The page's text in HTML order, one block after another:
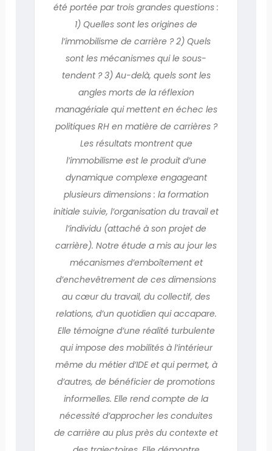
été portée par trois grandes questions :
1) Quelles sont les origines de
l’immobilisme de carrière ? 2) Quels
sont les mécanismes qui le sous-
tendent ? 3) Au-delà, quels sont les
angles morts de la réflexion
managériale qui mettent en échec les
politiques RH en matière de carrières ?
Les résultats montrent que
l’immobilisme est le produit d’une
dynamique complexe engageant
plusieurs dimensions : la formation
initiale suivie, l’organisation du travail et
l’individu (attaché à son projet de
carrière). Notre étude a mis au jour les
mécanismes d’emboîtement et
d’enchevêtrement de ces dimensions
au cœur du travail, du collectif, des
relations, d’un quotidien qui accapare.
Elle témoigne d’une réalité turbulente
qui impose des mobilités à l’intérieur
même du métier d’IDE et qui permet, à
d’autres, de bénéficier de promotions
informelles. Elle rend compte de la
nécessité d’approcher les conduites
de carrière au plus près du contexte et